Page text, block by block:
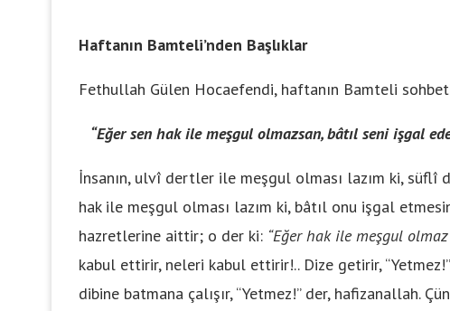
Haftanın Bamteli’nden Başlıklar
Fethullah Gülen Hocaefendi, haftanın Bamteli
“Eğer sen hak ile meşgul olmazsan, bâtıl seni işgal
İnsanın, ulvî dertler ile meşgul olması lazım ki, süflî
hak ile meşgul olması lazım ki, bâtıl onu işgal
hazretlerine aittir; o der ki: “Eğer hak ile meşgul
kabul ettirir, neleri kabul ettirir!.. Dize getirir,
dibine batmana çalışır, “Yetmez!” der, hafizanallah.